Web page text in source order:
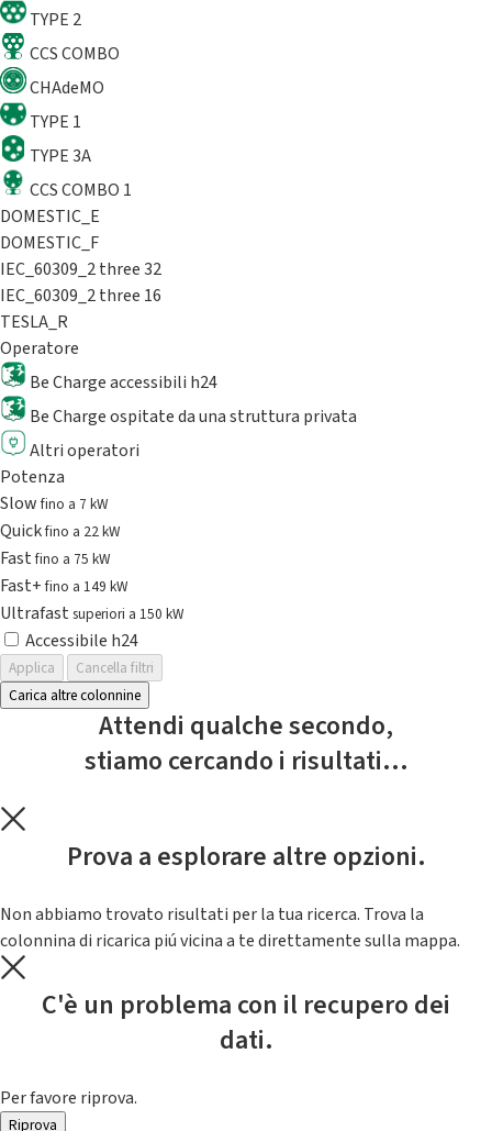
TYPE 2
CCS COMBO
CHAdeMO
TYPE 1
TYPE 3A
CCS COMBO 1
DOMESTIC_E
DOMESTIC_F
IEC_60309_2 three 32
IEC_60309_2 three 16
TESLA_R
Operatore
Be Charge accessibili h24
Be Charge ospitate da una struttura privata
Altri operatori
Potenza
Slowfino a 7 kW
Quickfino a 22 kW
Fastfino a 75 kW
Fast+fino a 149 kW
Ultrafast superiori a 150 kW
Accessibile h24
Applica
Cancella filtri
Carica altre colonnine
Attendi qualche secondo,
stiamo cercando i risultati...
Prova a esplorare altre opzioni.
Non abbiamo trovato risultati per la tua ricerca. Trova la
colonnina di ricarica piú vicina a te direttamente sulla mappa.
C'è un problema con il recupero dei
dati.
Per favore riprova.
Riprova